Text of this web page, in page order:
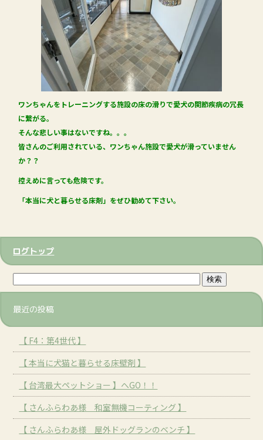
ワンちゃんをトレーニングする施設の床の滑りで愛犬の関節疾病の冗長
に繋がる。
そんな悲しい事はないですね。。。
皆さんのご利用されている、ワンちゃん施設で愛犬が滑っていません
か？？
控えめに言っても危険です。
「本当に犬と暮らせる床剤」をぜひ勧めて下さい。
ログトップ
最近の投稿
【 F4：第4世代 】
【 本当に犬猫と暮らせる床壁剤 】
【 台湾最大ペットショー 】へGO！！
【 さんふらわあ様 和室無機コーティング 】
【 さんふらわあ様 屋外ドッグランのベンチ 】